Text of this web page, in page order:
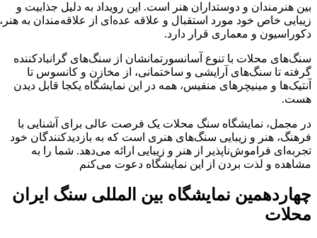
بین هنرمندان و دوستداران هنر است. این رویداد به دلیل جذابیت و
زیبایی خاص خود مورد استقبال و علاقه عده‌ای از علاقه‌مندان به هنر،
دکوراسیون و معماری قرار دارد.
سنگ‌های محلات با تنوع آسانسورتمانشان از سنگ‌های گرانبادکننده
گرفته تا سنگ‌های آرایشی و ساختمانی، از مخازن و کانسوس تا
آنتیک‌ها و مینیچرهای منفیس، همه در این نمایشگاه یکجا قابل دیدن
هست.
در مجمل، نمایشگاه سنگ محلات یک فرصت عالی برای آشنایی با
فرهنگ، هنر و زیبایی سنگ‌های هنری است که به بازدیدکنندگان خود
تجربه‌ای فراموش‌ناپذیر از هنر و زیبایی ارائه می‌دهد. شما را به
مشاهده و لذت بردن از این نمایشگاه دعوت می‌کنم
چهاردهمین نمایشگاه بین المللی سنگ ایران
محلات